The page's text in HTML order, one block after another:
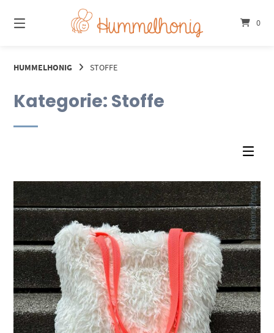
zum
Inhalt
0
HUMMELHONIG STOFFE
Kategorie: Stoffe